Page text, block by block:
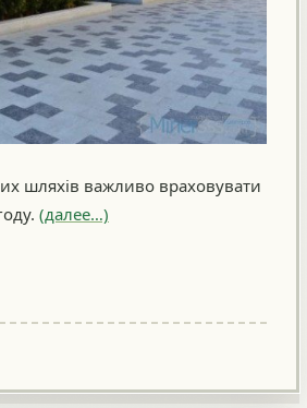
шляхів важливо враховувати
(далее…)